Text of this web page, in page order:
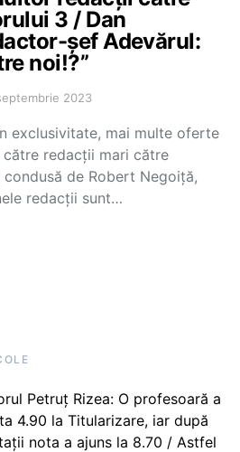
3 / Dan
șef Adevărul:
noi!?”
2023
exclusivitate, mai multe oferte
redacții mari către
de Robert Negoiță,
redacții sunt…
Petruț Rizea: O profesoară a
4.90 la Titularizare, iar după
nota a ajuns la 8.70 / Astfel